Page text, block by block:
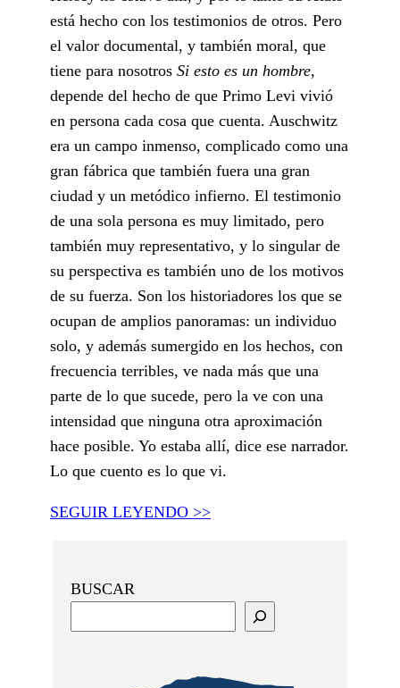
está hecho con los testimonios de otros. Pero
el valor documental, y también moral, que
tiene para nosotros Si esto es un hombre,
depende del hecho de que Primo Levi vivió
en persona cada cosa que cuenta. Auschwitz
era un campo inmenso, complicado como una
gran fábrica que también fuera una gran
ciudad y un metódico infierno. El testimonio
de una sola persona es muy limitado, pero
también muy representativo, y lo singular de
su perspectiva es también uno de los motivos
de su fuerza. Son los historiadores los que se
ocupan de amplios panoramas: un individuo
solo, y además sumergido en los hechos, con
frecuencia terribles, ve nada más que una
parte de lo que sucede, pero la ve con una
intensidad que ninguna otra aproximación
hace posible. Yo estaba allí, dice ese narrador.
Lo que cuento es lo que vi.
SEGUIR LEYENDO >>
BUSCAR